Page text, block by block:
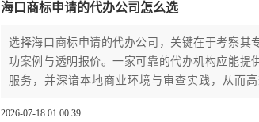
海口商标申请的代办公司怎么选
选择海口商标申请的代办公司，关键在于考察其
功案例与透明报价。一家可靠的代办机构应能提
服务，并深谙本地商业环境与审查实践，从而
2026-07-18 01:00:39